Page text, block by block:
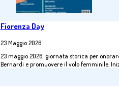
Fiorenza Day
23 Maggio 2026
23 maggio 2026: giornata storica per
Bernardi e promuovere il volo femminile.